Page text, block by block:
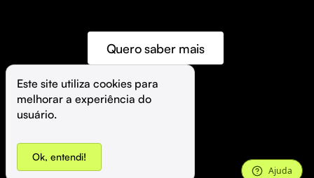
Quero saber mais
©️ Hubla Tecnologia Ltda • 2026
Este site utiliza cookies para
melhorar a experiência do
usuário.
Ok, entendi!
Ajuda